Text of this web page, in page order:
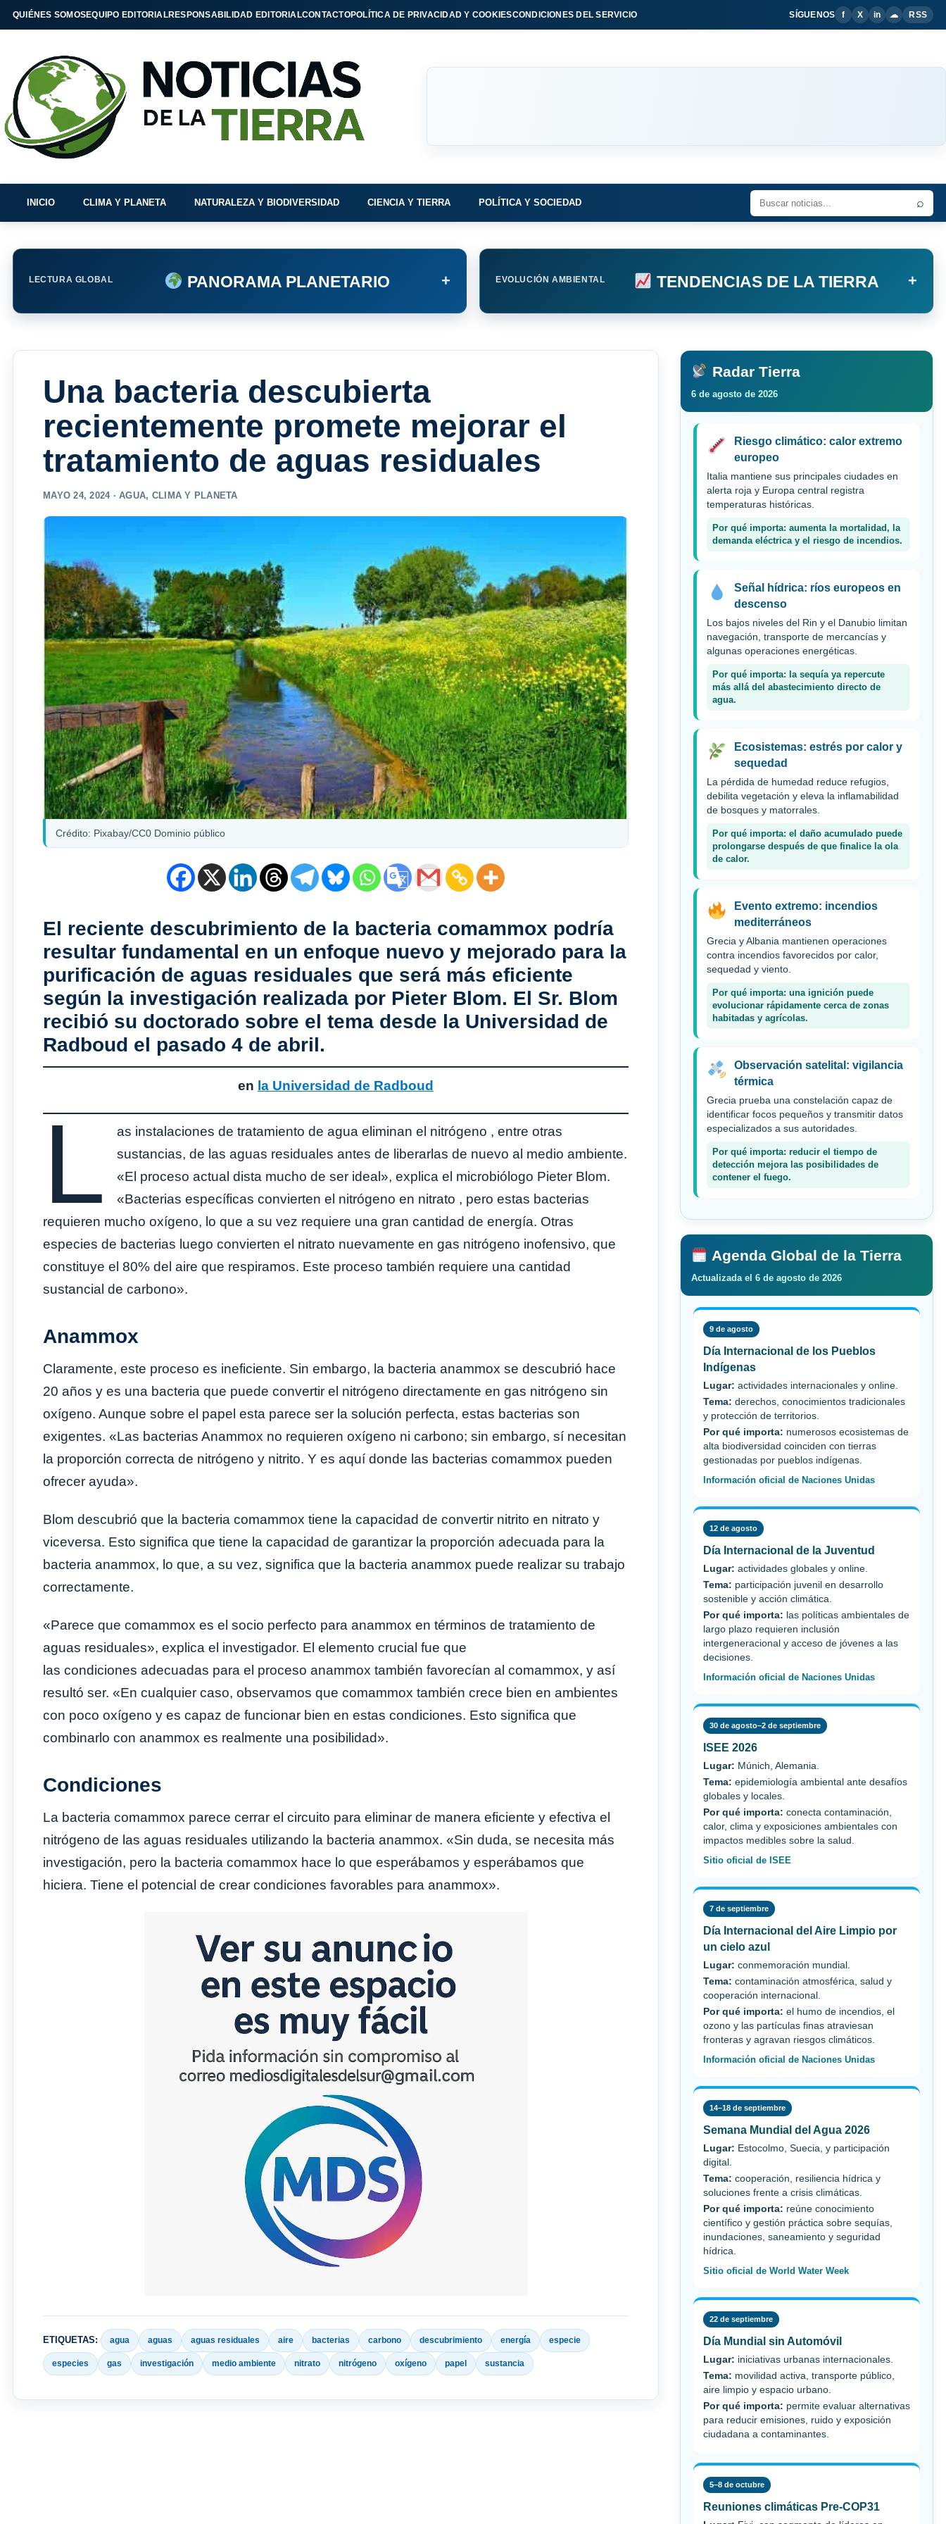
QUIÉNES SOMOSEQUIPO EDITORIALRESPONSABILIDAD EDITORIALCONTACTOPOLÍTICA DE PRIVACIDAD Y COOKIESCONDICIONES DEL SERVICIO SÍGUENOS f X in ☁ RSS
INICIO CLIMA Y PLANETA NATURALEZA Y BIODIVERSIDAD CIENCIA Y TIERRA POLÍTICA Y SOCIEDAD ⌕
LECTURA GLOBAL PANORAMA PLANETARIO + EVOLUCIÓN AMBIENTAL TENDENCIAS DE LA TIERRA +
Una bacteria descubierta
recientemente promete mejorar el
tratamiento de aguas residuales
MAYO 24, 2024 ·AGUA, CLIMA Y PLANETA
Crédito: Pixabay/CC0 Dominio público
El reciente descubrimiento de la bacteria comammox podría
resultar fundamental en un enfoque nuevo y mejorado para la
purificación de aguas residuales que será más eficiente
según la investigación realizada por Pieter Blom. El Sr. Blom
recibió su doctorado sobre el tema desde la Universidad de
Radboud el pasado 4 de abril.
en la Universidad de Radboud
L
as instalaciones de tratamiento de agua eliminan el nitrógeno , entre otras
sustancias, de las aguas residuales antes de liberarlas de nuevo al medio ambiente.
«El proceso actual dista mucho de ser ideal», explica el microbiólogo Pieter Blom.
«Bacterias específicas convierten el nitrógeno en nitrato , pero estas bacterias
requieren mucho oxígeno, lo que a su vez requiere una gran cantidad de energía. Otras
especies de bacterias luego convierten el nitrato nuevamente en gas nitrógeno inofensivo, que
constituye el 80% del aire que respiramos. Este proceso también requiere una cantidad
sustancial de carbono».
Anammox
Claramente, este proceso es ineficiente. Sin embargo, la bacteria anammox se descubrió hace
20 años y es una bacteria que puede convertir el nitrógeno directamente en gas nitrógeno sin
oxígeno. Aunque sobre el papel esta parece ser la solución perfecta, estas bacterias son
exigentes. «Las bacterias Anammox no requieren oxígeno ni carbono; sin embargo, sí necesitan
la proporción correcta de nitrógeno y nitrito. Y es aquí donde las bacterias comammox pueden
ofrecer ayuda».
Blom descubrió que la bacteria comammox tiene la capacidad de convertir nitrito en nitrato y
viceversa. Esto significa que tiene la capacidad de garantizar la proporción adecuada para la
bacteria anammox, lo que, a su vez, significa que la bacteria anammox puede realizar su trabajo
correctamente.
«Parece que comammox es el socio perfecto para anammox en términos de tratamiento de
aguas residuales», explica el investigador. El elemento crucial fue que
las condiciones adecuadas para el proceso anammox también favorecían al comammox, y así
resultó ser. «En cualquier caso, observamos que comammox también crece bien en ambientes
con poco oxígeno y es capaz de funcionar bien en estas condiciones. Esto significa que
combinarlo con anammox es realmente una posibilidad».
Condiciones
La bacteria comammox parece cerrar el circuito para eliminar de manera eficiente y efectiva el
nitrógeno de las aguas residuales utilizando la bacteria anammox. «Sin duda, se necesita más
investigación, pero la bacteria comammox hace lo que esperábamos y esperábamos que
hiciera. Tiene el potencial de crear condiciones favorables para anammox».
ETIQUETAS: agua aguas aguas residuales aire bacterias carbono descubrimiento energía especie
especies gas investigación medio ambiente nitrato nitrógeno oxígeno papel sustancia
Radar Tierra
6 de agosto de 2026
Riesgo climático: calor extremo
europeo
Italia mantiene sus principales ciudades en
alerta roja y Europa central registra
temperaturas históricas.
Por qué importa: aumenta la mortalidad, la
demanda eléctrica y el riesgo de incendios.
Señal hídrica: ríos europeos en
descenso
Los bajos niveles del Rin y el Danubio limitan
navegación, transporte de mercancías y
algunas operaciones energéticas.
Por qué importa: la sequía ya repercute
más allá del abastecimiento directo de
agua.
Ecosistemas: estrés por calor y
sequedad
La pérdida de humedad reduce refugios,
debilita vegetación y eleva la inflamabilidad
de bosques y matorrales.
Por qué importa: el daño acumulado puede
prolongarse después de que finalice la ola
de calor.
Evento extremo: incendios
mediterráneos
Grecia y Albania mantienen operaciones
contra incendios favorecidos por calor,
sequedad y viento.
Por qué importa: una ignición puede
evolucionar rápidamente cerca de zonas
habitadas y agrícolas.
Observación satelital: vigilancia
térmica
Grecia prueba una constelación capaz de
identificar focos pequeños y transmitir datos
especializados a sus autoridades.
Por qué importa: reducir el tiempo de
detección mejora las posibilidades de
contener el fuego.
Agenda Global de la Tierra
Actualizada el 6 de agosto de 2026
9 de agosto
Día Internacional de los Pueblos
Indígenas
Lugar: actividades internacionales y online.
Tema: derechos, conocimientos tradicionales
y protección de territorios.
Por qué importa: numerosos ecosistemas de
alta biodiversidad coinciden con tierras
gestionadas por pueblos indígenas.
Información oficial de Naciones Unidas
12 de agosto
Día Internacional de la Juventud
Lugar: actividades globales y online.
Tema: participación juvenil en desarrollo
sostenible y acción climática.
Por qué importa: las políticas ambientales de
largo plazo requieren inclusión
intergeneracional y acceso de jóvenes a las
decisiones.
Información oficial de Naciones Unidas
30 de agosto–2 de septiembre
ISEE 2026
Lugar: Múnich, Alemania.
Tema: epidemiología ambiental ante desafíos
globales y locales.
Por qué importa: conecta contaminación,
calor, clima y exposiciones ambientales con
impactos medibles sobre la salud.
Sitio oficial de ISEE
7 de septiembre
Día Internacional del Aire Limpio por
un cielo azul
Lugar: conmemoración mundial.
Tema: contaminación atmosférica, salud y
cooperación internacional.
Por qué importa: el humo de incendios, el
ozono y las partículas finas atraviesan
fronteras y agravan riesgos climáticos.
Información oficial de Naciones Unidas
14–18 de septiembre
Semana Mundial del Agua 2026
Lugar: Estocolmo, Suecia, y participación
digital.
Tema: cooperación, resiliencia hídrica y
soluciones frente a crisis climáticas.
Por qué importa: reúne conocimiento
científico y gestión práctica sobre sequías,
inundaciones, saneamiento y seguridad
hídrica.
Sitio oficial de World Water Week
22 de septiembre
Día Mundial sin Automóvil
Lugar: iniciativas urbanas internacionales.
Tema: movilidad activa, transporte público,
aire limpio y espacio urbano.
Por qué importa: permite evaluar alternativas
para reducir emisiones, ruido y exposición
ciudadana a contaminantes.
5–8 de octubre
Reuniones climáticas Pre-COP31